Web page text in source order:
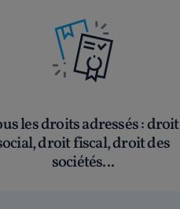
les droits adressés: droit
droit fiscal, droit des
sociétés...